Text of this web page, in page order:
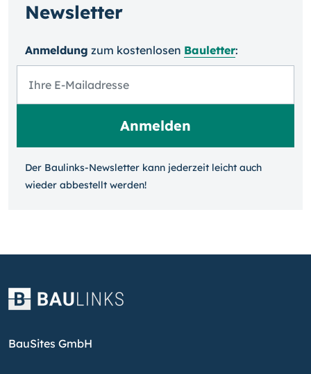
Newsletter
Anmeldung zum kosten­losen Bauletter:
Der Baulinks-Newsletter kann jeder­zeit leicht auch
wieder ab­bestellt werden!
BauSites GmbH